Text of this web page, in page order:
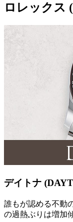
ロレックス
デイトナ
誰もが認める不動
の過熱ぶりは増加